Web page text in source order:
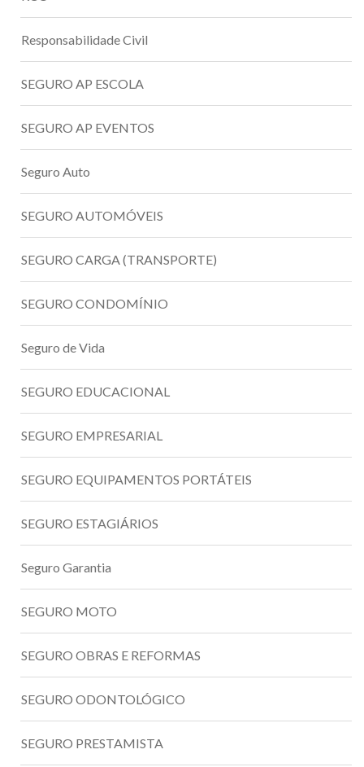
Responsabilidade Civil
SEGURO AP ESCOLA
SEGURO AP EVENTOS
Seguro Auto
SEGURO AUTOMÓVEIS
SEGURO CARGA (TRANSPORTE)
SEGURO CONDOMÍNIO
Seguro de Vida
SEGURO EDUCACIONAL
SEGURO EMPRESARIAL
SEGURO EQUIPAMENTOS PORTÁTEIS
SEGURO ESTAGIÁRIOS
Seguro Garantia
SEGURO MOTO
SEGURO OBRAS E REFORMAS
SEGURO ODONTOLÓGICO
SEGURO PRESTAMISTA